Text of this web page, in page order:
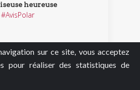
sur ce site, vous acceptez
pour réaliser des statistiques de
heureuse
enquêteurs